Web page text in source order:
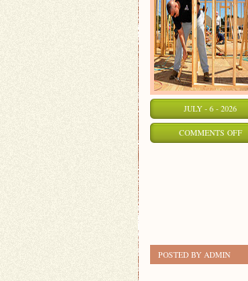
JULY - 6 - 2026
COMMENTS OFFON
POSTED BY ADMIN